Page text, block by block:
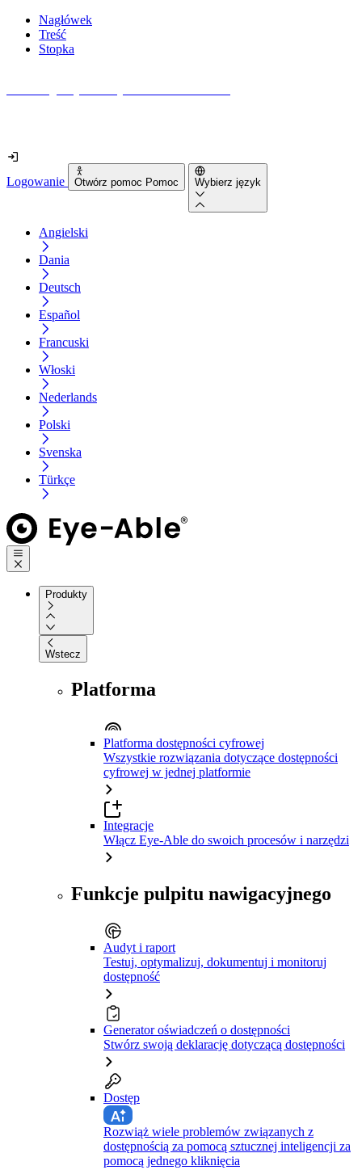
Nagłówek
Treść
Stopka
Logowanie Otwórz pomoc Pomoc Wybierz język
Angielski
Dania
Deutsch
Español
Francuski
Włoski
Nederlands
Polski
Svenska
Türkçe
Produkty
Wstecz
Platforma
Platforma dostępności cyfrowej
Wszystkie rozwiązania dotyczące dostępności
cyfrowej w jednej platformie
Integracje
Włącz Eye-Able do swoich procesów i narzędzi
Funkcje pulpitu nawigacyjnego
Audyt i raport
Testuj, optymalizuj, dokumentuj i monitoruj
dostępność
Generator oświadczeń o dostępności
Stwórz swoją deklarację dotyczącą dostępności
Dostęp
Rozwiąż wiele problemów związanych z
dostępnością za pomocą sztucznej inteligencji za
pomocą jednego kliknięcia